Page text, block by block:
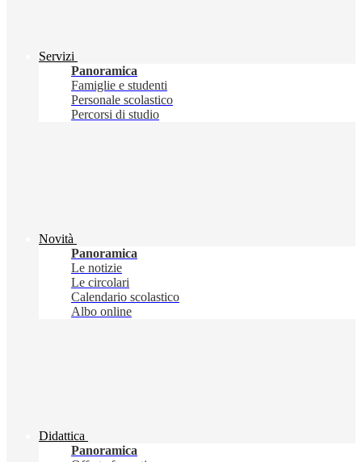
Servizi
Panoramica
Famiglie e studenti
Personale scolastico
Percorsi di studio
Novità
Panoramica
Le notizie
Le circolari
Calendario scolastico
Albo online
Didattica
Panoramica